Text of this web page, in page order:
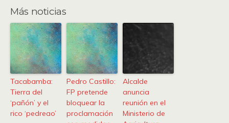
Más noticias
Tacabamba:
Tierra del
‘pañón’ y el
rico ‘pedreao’
Pedro Castillo:
FP pretende
bloquear la
proclamación
Alcalde
anuncia
reunión en el
Ministerio de